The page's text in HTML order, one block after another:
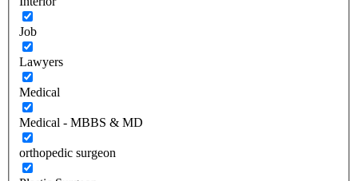
Job
Lawyers
Medical
Medical - MBBS & MD
orthopedic surgeon